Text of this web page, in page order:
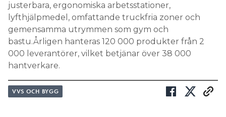
justerbara, ergonomiska arbetsstationer,
lyfthjälpmedel, omfattande truckfria zoner och
gemensamma utrymmen som gym och
bastu.Årligen hanteras 120 000 produkter från 2
000 leverantörer, vilket betjänar över 38 000
hantverkare.
VVS OCH BYGG